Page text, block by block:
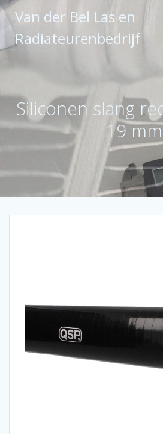
Ga
naar
inhoud
Van der Bel Las en
Radiateurenbedrijf
Siliconen slang
19 mm